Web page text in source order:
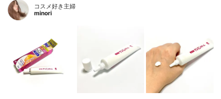
コスメ好き主婦
minori